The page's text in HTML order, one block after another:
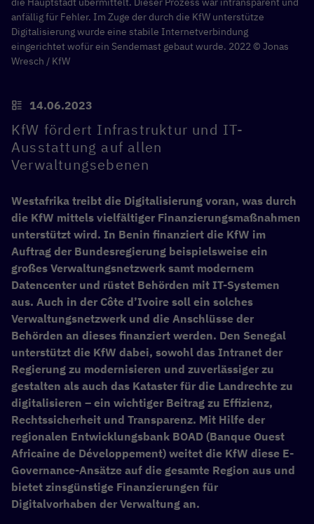
anfällig für Fehler. Im Zuge der durch die KfW unterstütze
Digitalisierung wurde eine stabile Internetverbindung
eingerichtet wofür ein Sendemast gebaut wurde. 2022 © Jonas
Wresch / KfW
14.06.2023
KfW fördert Infrastruktur und IT-
Ausstattung auf allen
Verwaltungsebenen
Westafrika treibt die Digitalisierung voran, was durch
die KfW mittels vielfältiger Finanzierungsmaßnahmen
unterstützt wird. In Benin finanziert die KfW im
Auftrag der Bundesregierung beispielsweise ein
großes Verwaltungsnetzwerk samt modernem
Datencenter und rüstet Behörden mit IT-Systemen
aus. Auch in der Côte d’Ivoire soll ein solches
Verwaltungsnetzwerk und die Anschlüsse der
Behörden an dieses finanziert werden. Den Senegal
unterstützt die KfW dabei, sowohl das Intranet der
Regierung zu modernisieren und zuverlässiger zu
gestalten als auch das Kataster für die Landrechte zu
digitalisieren – ein wichtiger Beitrag zu Effizienz,
Rechtssicherheit und Transparenz. Mit Hilfe der
regionalen Entwicklungsbank BOAD (Banque Ouest
Africaine de Développement) weitet die KfW diese E-
Governance-Ansätze auf die gesamte Region aus und
bietet zinsgünstige Finanzierungen für
Digitalvorhaben der Verwaltung an.